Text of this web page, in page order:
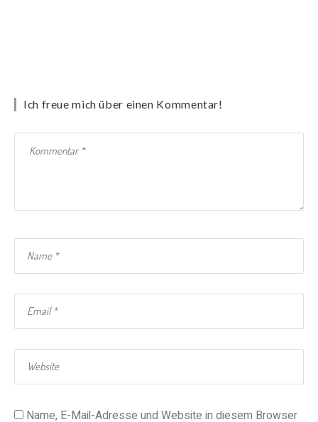
Ich freue mich über einen Kommentar!
Name, E-Mail-Adresse und Website in diesem Browser